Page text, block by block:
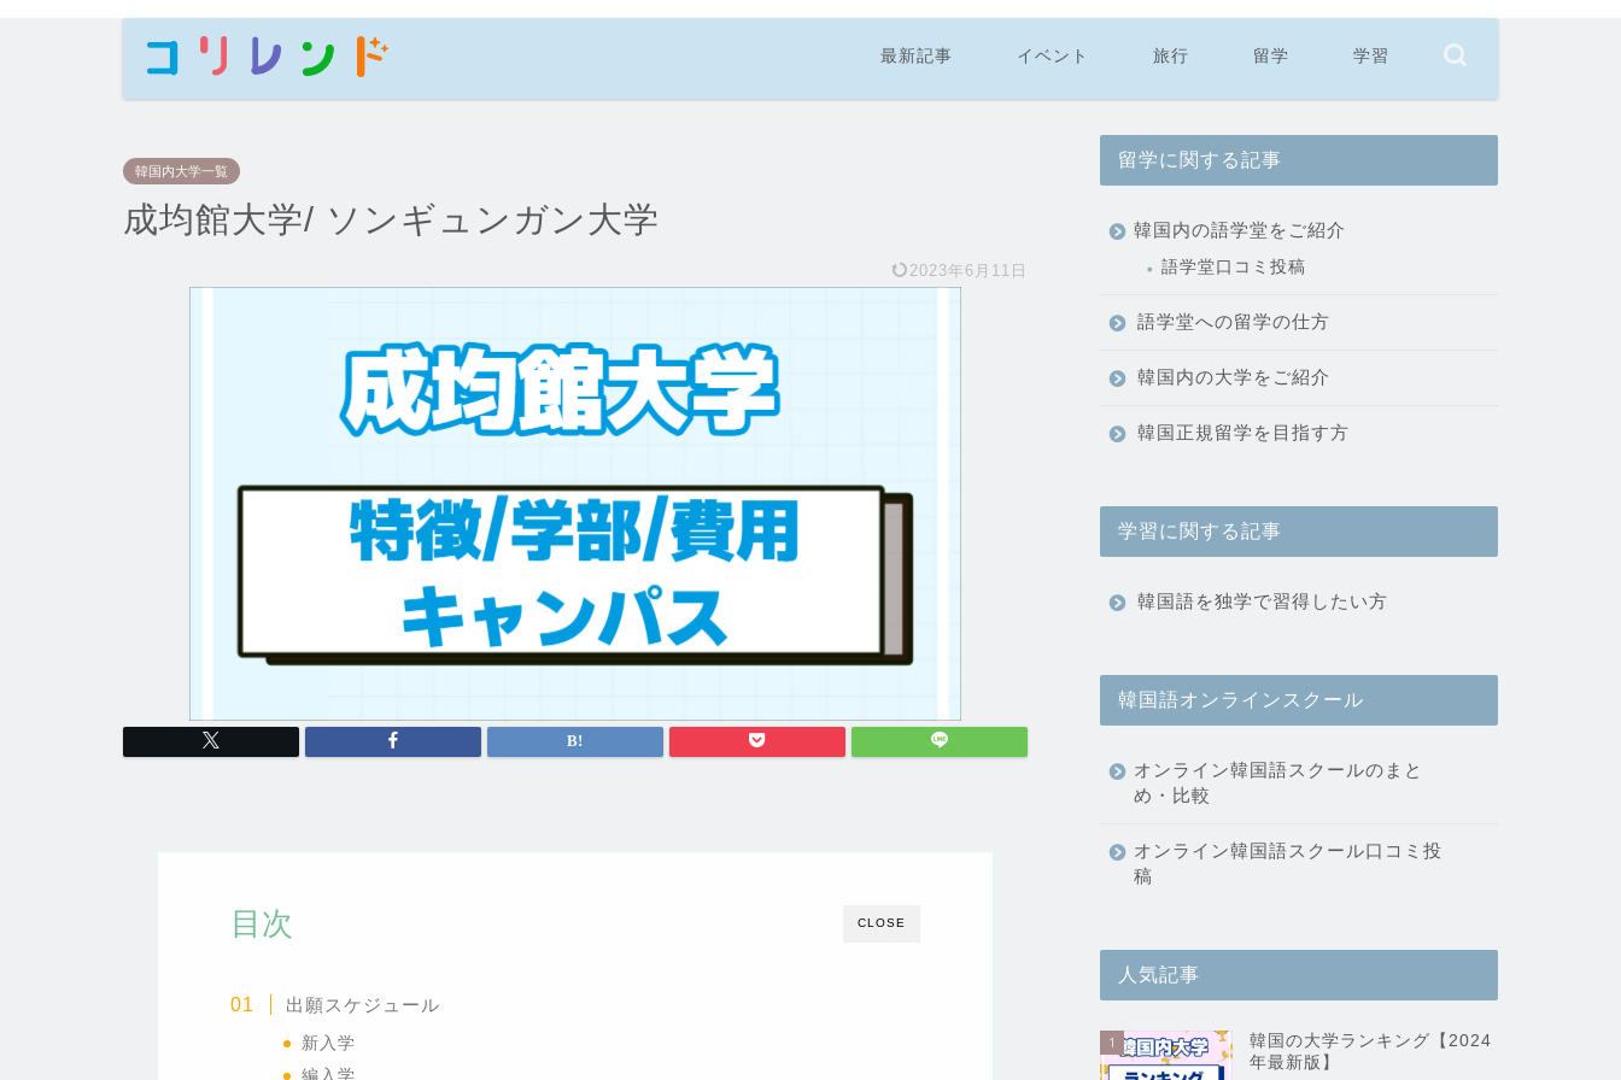
最新記事 イベント 旅行 留学 学習
韓国内大学一覧
成均館大学/ ソンギュンガン大学
2023年6月11日
CLOSE
目次
出願スケジュール
新入学
編入学
留学に関する記事
韓国内の語学堂をご紹介
語学堂口コミ投稿
語学堂への留学の仕方
韓国内の大学をご紹介
韓国正規留学を目指す方
学習に関する記事
韓国語を独学で習得したい方
韓国語オンラインスクール
オンライン韓国語スクールのまと
め・比較
オンライン韓国語スクール口コミ投
稿
人気記事
1
韓国の大学ランキング【2024
年最新版】